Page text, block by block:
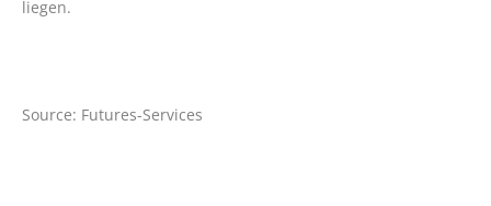
liegen.
Source: Futures-Services